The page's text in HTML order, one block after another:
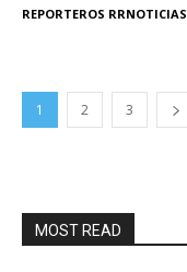
REPORTEROS RRNOTICIAS
1 2 3
MOST READ